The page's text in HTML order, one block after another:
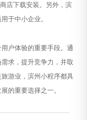
店下载安装。另外，滨
于中小企业。
户体验的重要手段。通
求，提升竞争力，并取
游业，滨州小程序都具
的重要选择之一。